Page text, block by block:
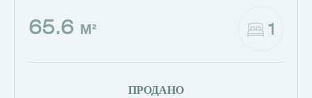
65.6 М² 1
ПРОДАНО